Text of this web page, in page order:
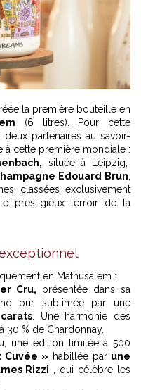
la première bouteille en
(6 litres). Pour cette
partenaires au savoir-
à cette première mondiale :
située à Leipzig,
Edouard Brun
classées exclusivement
prestigieux terroir de la
en Mathusalem :
Cru, présentée dans sa
pur sublimée par une
. Une harmonie des
30 % de Chardonnay.
une édition limitée à 500
Cuvée » habillée par une
Rizzi , qui célèbre les